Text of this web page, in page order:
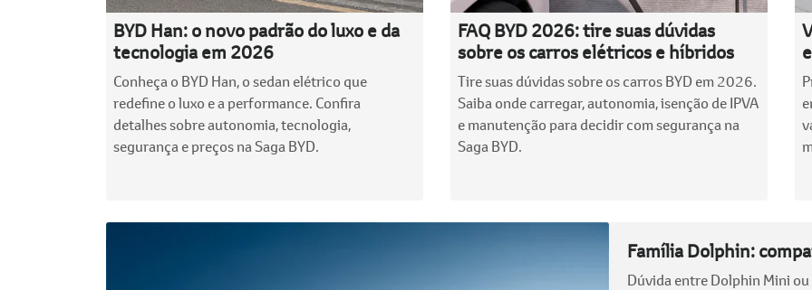
BYD Han: o novo padrão do luxo e da
tecnologia em 2026
Conheça o BYD Han, o sedan elétrico que
redefine o luxo e a performance. Confira
detalhes sobre autonomia, tecnologia,
segurança e preços na Saga BYD.
FAQ BYD 2026: tire suas dúvidas
sobre os carros elétricos e híbridos
Tire suas dúvidas sobre os carros BYD em 2026.
Saiba onde carregar, autonomia, isenção de IPVA
e manutenção para decidir com segurança na
Saga BYD.
Família Dolphin:
Dúvida entre Dolphin Mini